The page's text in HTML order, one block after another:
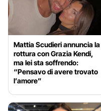
Mattia Scudieri annuncia la
rottura con Grazia Kendi,
ma lei sta soffrendo:
“Pensavo di avere trovato
l’amore”